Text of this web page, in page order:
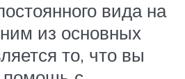
вида на
из основных
то, что вы